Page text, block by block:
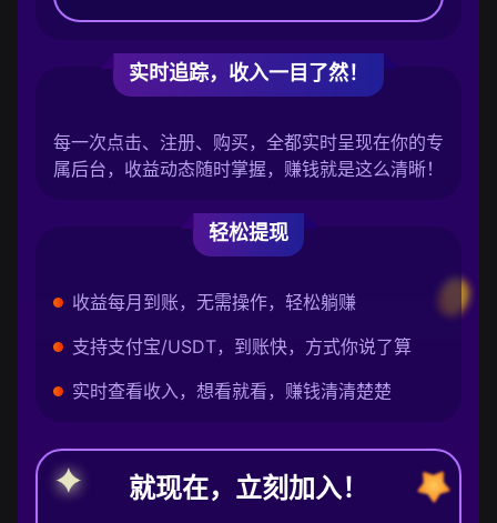
实时追踪，收入一目了然！
每一次点击、注册、购买，全都实时呈现在你的专
属后台，收益动态随时掌握，赚钱就是这么清晰！
轻松提现
收益每月到账，无需操作，轻松躺赚
支持支付宝/USDT，到账快，方式你说了算
实时查看收入，想看就看，赚钱清清楚楚
就现在，立刻加入！